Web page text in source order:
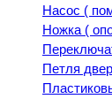
Насос (
Ножка (
Петля